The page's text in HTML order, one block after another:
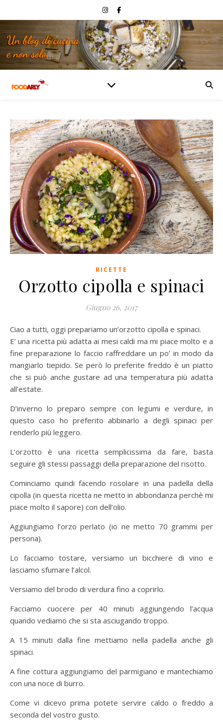
RICETTE
Orzotto cipolla e spinaci
Giugno 26, 2017
Ciao a tutti, oggi prepariamo un’orzotto cipolla e spinaci.
E’ una ricetta più adatta ai mesi caldi ma mi piace molto e a
fine preparazione lo faccio raffreddare un po’ in modo da
mangiarlo tiepido. Se però lo preferite freddo è un piatto
che si può anche gustare ad una temperatura più adatta
all’estate.
D’inverno lo preparo sempre con legumi e verdure, in
questo caso ho preferito abbinarlo a degli spinaci per
renderlo più leggero.
L’orzotto è una ricetta semplicissima da fare, basta
seguire gli stessi passaggi della preparazione del risotto.
Cominciamo quindi facendo rosolare in una padella della
cipolla (in questa ricetta ne metto in abbondanza perchè mi
piace molto il sapore) con dell’olio.
Aggiungiamo l’orzo perlato (io ne metto 70 grammi per
persona).
Lo facciamo tostare, versiamo un bicchiere di vino e
lasciamo sfumare l’alcol.
Versiamo del brodo di verdura fino a coprirlo.
Facciamo cuocere per 40 minuti aggiungendo l’acqua
quando vediamo che si sta asciugando troppo.
A 15 minuti dalla fine mettiamo nella padella anche gli
spinaci.
A fine cottura aggiungiamo del parmigiano e mantechiamo
con una noce di burro.
Come vi dicevo prima potete servire caldo o freddo a
seconda del vostro gusto.